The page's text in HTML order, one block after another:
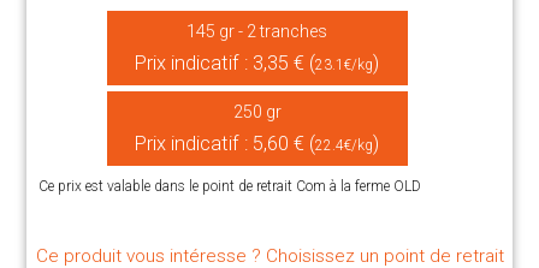
145 gr - 2 tranches
Prix indicatif : 3,35 € (23.1€/kg)
250 gr
Prix indicatif : 5,60 € (22.4€/kg)
Ce prix est valable dans le point de retrait Com à la ferme OLD
Ce produit vous intéresse ? Choisissez un point de retrait